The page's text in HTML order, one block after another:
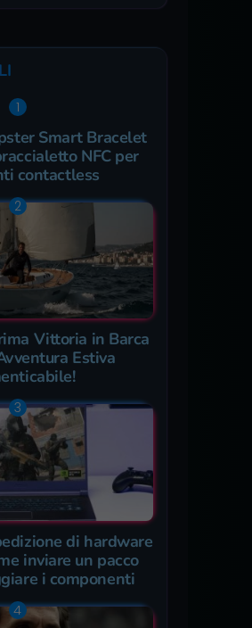
Smart Bracelet
NFC per
contactless
Vittoria in Barca
Estiva
di hardware
inviare un pacco
i componenti